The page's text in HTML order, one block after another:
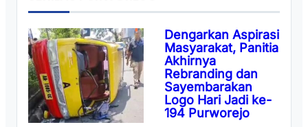
Dengarkan Aspirasi
Masyarakat, Panitia
Akhirnya
Rebranding dan
Sayembarakan
Logo Hari Jadi ke-
194 Purworejo